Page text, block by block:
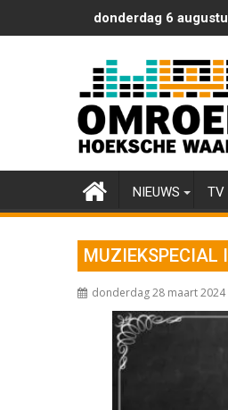
naar
donderdag 6
NIEUWS TV
MUZIEKSPECIAL
donderdag 28 maart 2024